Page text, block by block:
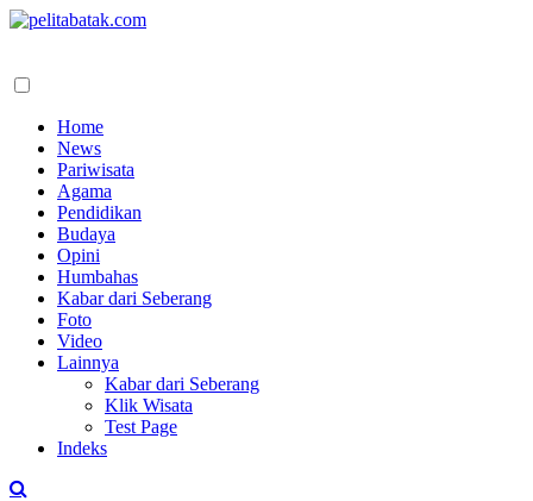
Home
News
Pariwisata
Agama
Pendidikan
Budaya
Opini
Humbahas
Kabar dari Seberang
Foto
Video
Lainnya
Kabar dari Seberang
Klik Wisata
Test Page
Indeks